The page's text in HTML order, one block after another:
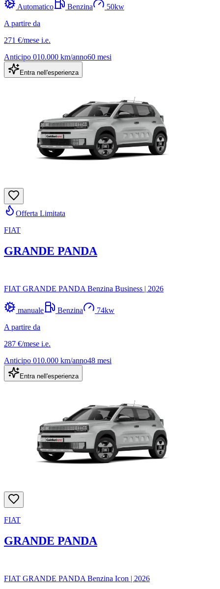
Automatico Benzina 50kw
A partire da
271 €/mese i.e.
Anticipo 010.000 km/anno60 mesi
Entra nell'esperienza
Offerta Limitata
FIAT
GRANDE PANDA
FIAT GRANDE PANDA Benzina Business | 2026
manuale Benzina 74kw
A partire da
287 €/mese i.e.
Anticipo 010.000 km/anno48 mesi
Entra nell'esperienza
FIAT
GRANDE PANDA
FIAT GRANDE PANDA Benzina Icon | 2026